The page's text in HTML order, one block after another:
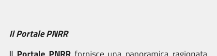
Il Portale PNRR